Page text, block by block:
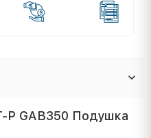
P GAB350 Подушка